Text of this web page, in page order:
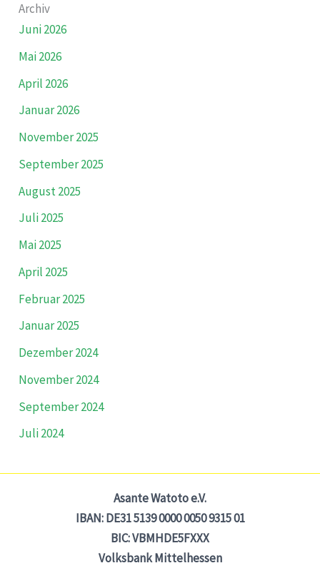
Archiv
Juni 2026
Mai 2026
April 2026
Januar 2026
November 2025
September 2025
August 2025
Juli 2025
Mai 2025
April 2025
Februar 2025
Januar 2025
Dezember 2024
November 2024
September 2024
Juli 2024
Asante Watoto e.V.
IBAN: DE31 5139 0000 0050 9315 01
BIC: VBMHDE5FXXX
Volksbank Mittelhessen